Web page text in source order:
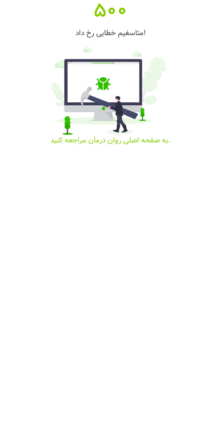
500
متاسفیم خطایی رخ داد!
به صفحه اصلی روان درمان مراجعه کنید.